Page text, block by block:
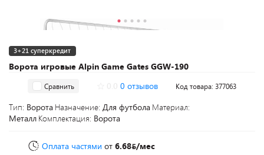
Ворота игровые Alpin Game Gates GGW-190
3+21 суперкредит
Сравнить 0 отзывов Код товара: 377063
Тип: Ворота Назначение: Для футбола Материал:
Металл Комплектация: Ворота
Оплата частями от 6.68 /мес